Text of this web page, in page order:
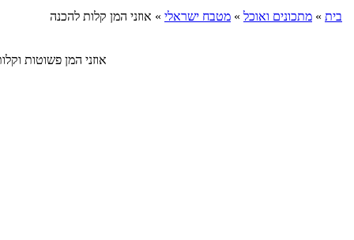
בית » מתכונים ואוכל » מטבח ישראלי » אוזני המן קלות להכנה
אוזני המן פשוטות וקלות